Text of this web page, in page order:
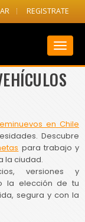
REGISTRATE
en Chile
Descubre
para trabajo y
la ciudad.
versiones y
la elección de tu
segura y con la